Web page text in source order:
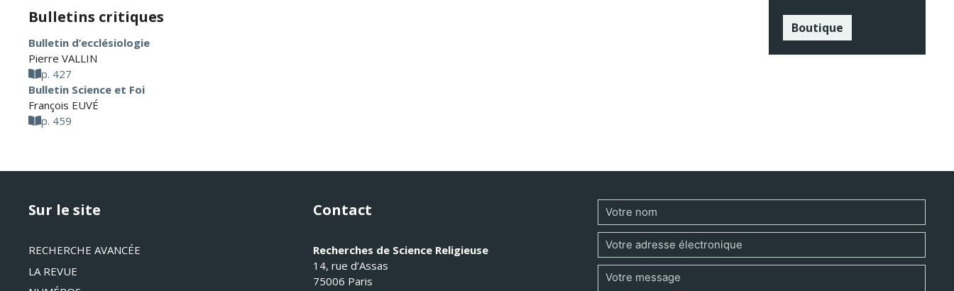
Bulletins critiques
Bulletin d’ecclésiologie
Pierre VALLIN
p. 427
Bulletin Science et Foi
François EUVÉ
p. 459
Boutique
Sur le site
RECHERCHE AVANCÉE
LA REVUE
Contact
Recherches de Science Religieuse
14, rue d’Assas
75006 Paris